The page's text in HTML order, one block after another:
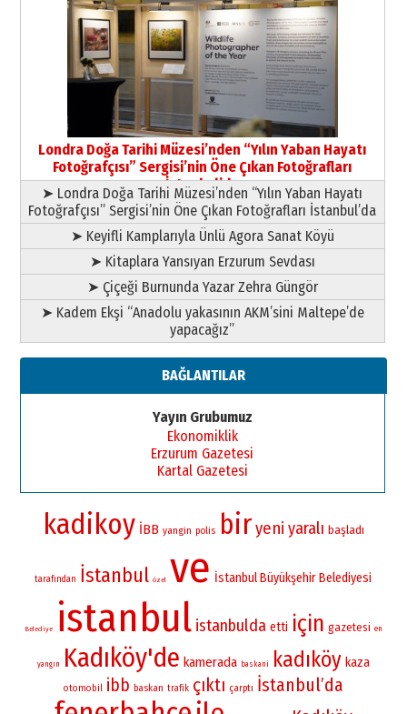
Yıldırım Gündoğdu
HAVVA’NIN ÜÇ KIZI
09 Temmuz 2026 Perşembe
Yusuf POLAT
Şampiyonluk Sebahattin Şirin’e
yazar
11 Mayıs 2026 Pazartesi
Londra Doğa Tarihi Müzesi’nden “Yılın Yaban Hayatı
Fotoğrafçısı” Sergisi’nin Öne Çıkan Fotoğrafları
İstanbul’da
➤ Londra Doğa Tarihi Müzesi’nden “Yılın Yaban Hayatı
Fotoğrafçısı” Sergisi’nin Öne Çıkan Fotoğrafları İstanbul’da
➤ Keyifli Kamplarıyla Ünlü Agora Sanat Köyü
➤ Kitaplara Yansıyan Erzurum Sevdası
➤ Çiçeği Burnunda Yazar Zehra Güngör
➤ Kadem Ekşi “Anadolu yakasının AKM’sini Maltepe’de
yapacağız”
BAĞLANTILAR
Yayın Grubumuz
Ekonomiklik
Erzurum Gazetesi
Kartal Gazetesi
kadikoy İBB yangin polis biryeni yaralı başladı
tarafından İstanbul özel ve İstanbul Büyükşehir Belediyesi
Belediye istanbul istanbulda etti için gazetesi en
yangın Kadıköy'de kamerada baskani kadıköy kaza
otomobil ibb baskan trafik çıktı çarptı İstanbul’da